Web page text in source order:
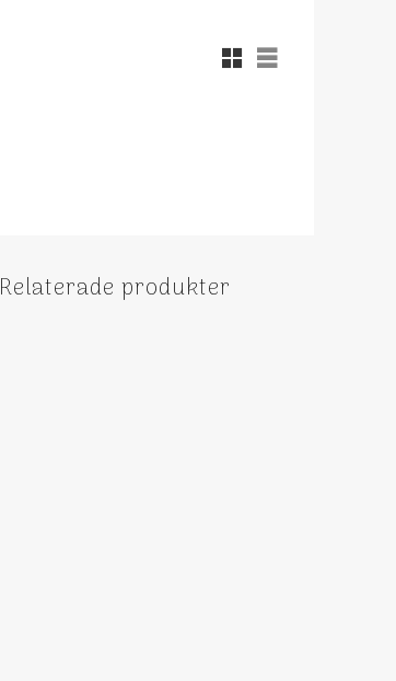
Rutnätsvy
Listvy
Relaterade produkter